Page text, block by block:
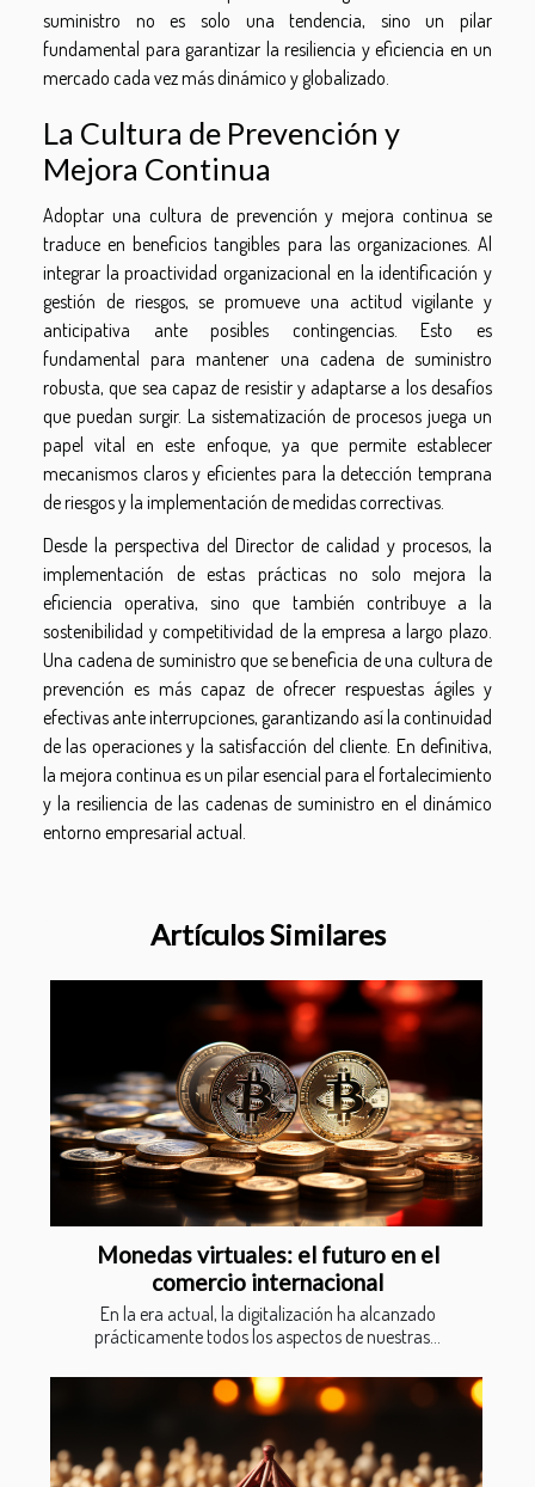
suministro no es solo una tendencia, sino un pilar
fundamental para garantizar la resiliencia y eficiencia en un
mercado cada vez más dinámico y globalizado.
La Cultura de Prevención y
Mejora Continua
Adoptar una cultura de prevención y mejora continua se
traduce en beneficios tangibles para las organizaciones. Al
integrar la proactividad organizacional en la identificación y
gestión de riesgos, se promueve una actitud vigilante y
anticipativa ante posibles contingencias. Esto es
fundamental para mantener una cadena de suministro
robusta, que sea capaz de resistir y adaptarse a los desafíos
que puedan surgir. La sistematización de procesos juega un
papel vital en este enfoque, ya que permite establecer
mecanismos claros y eficientes para la detección temprana
de riesgos y la implementación de medidas correctivas.
Desde la perspectiva del Director de calidad y procesos, la
implementación de estas prácticas no solo mejora la
eficiencia operativa, sino que también contribuye a la
sostenibilidad y competitividad de la empresa a largo plazo.
Una cadena de suministro que se beneficia de una cultura de
prevención es más capaz de ofrecer respuestas ágiles y
efectivas ante interrupciones, garantizando así la continuidad
de las operaciones y la satisfacción del cliente. En definitiva,
la mejora continua es un pilar esencial para el fortalecimiento
y la resiliencia de las cadenas de suministro en el dinámico
entorno empresarial actual.
Artículos Similares
Monedas virtuales: el futuro en el
comercio internacional
En la era actual, la digitalización ha alcanzado
prácticamente todos los aspectos de nuestras...